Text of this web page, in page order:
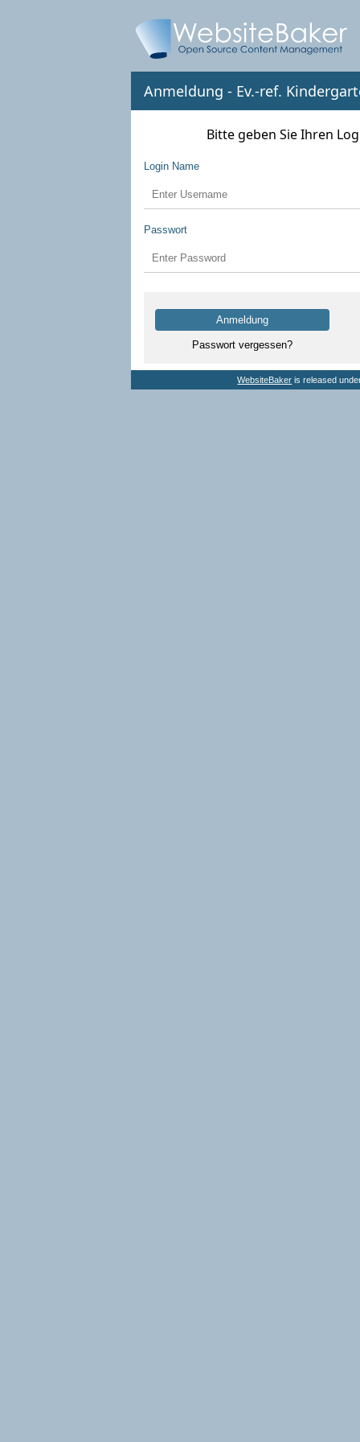
Anmeldung - Ev.-ref.
Bitte geben Sie Ihren
Login Name
Passwort
Anmeldung
Passwort vergessen?
WebsiteBaker is released